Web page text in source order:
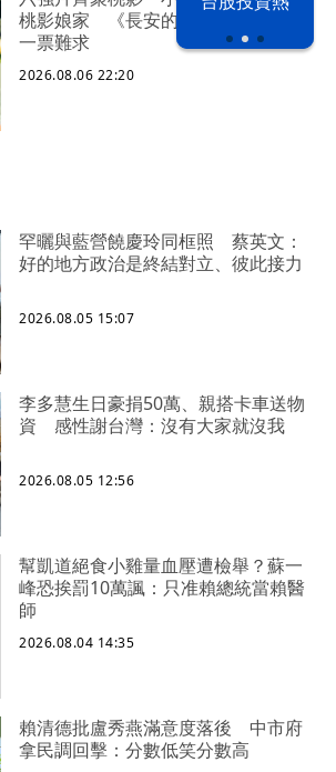
之下
桃影娘家 《長安的荔枝》桃影加映
一票難求
2026.08.06 22:20
罕曬與藍營饒慶玲同框照 蔡英文：
好的地方政治是終結對立、彼此接力
2026.08.05 15:07
李多慧生日豪捐50萬、親搭卡車送物
資 感性謝台灣：沒有大家就沒我
2026.08.05 12:56
幫凱道絕食小雞量血壓遭檢舉？蘇一
峰恐挨罰10萬諷：只准賴總統當賴醫
師
2026.08.04 14:35
賴清德批盧秀燕滿意度落後 中市府
拿民調回擊：分數低笑分數高